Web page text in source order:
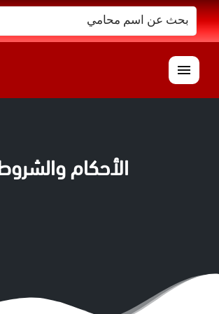
البحث
عن:
القائمة
الأحكام